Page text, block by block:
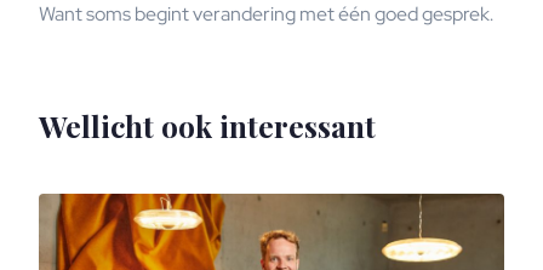
Want soms begint verandering met één goed gesprek.
Wellicht ook interessant